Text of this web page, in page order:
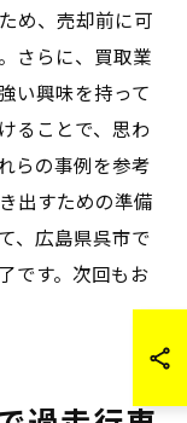
め、売却前に可
さらに、買取業
い興味を持って
ることで、思わ
らの事例を参考
出すための準備
、広島県呉市で
です。次回もお